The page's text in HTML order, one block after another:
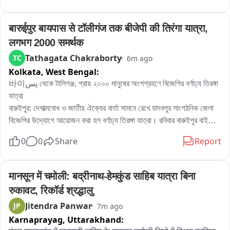
उपायुक्त वर्षा खंनगवाल ने जिलेवासियों से अपील करते हुए कहा कि
स्वतंत्रता दिवस देश के प्रत्येक नागरिक के लिए गौरव का पर्व है। ऐसे में हर
व्यक्ति को इस राष्ट्रीय अभियान से जुड़ना चाहिए। उन्होंने कहा कि तिरंगा
हमारी राष्ट्रीय पहचान और गौरव का प्रतीक है, इसलिए इसके सम्मान को
सर्वोच्च प्राथमिकता दी जानी चाहिए।
उन्होंने लोगों से आग्रह किया कि वे अपने घरों, प्रतिष्ठानों और संस्थानों पर
तिरंगा फहराकर ‘हर घर तिरंगा’ अभियान को सफल बनाएं तथा अपने
परिवार, पड़ोस और आसपास के लोगों को भी इस अभियान में भाग लेने के
लिए प्रेरित करें।
जिला प्रशासन की ओर से अभियान को सफल बनाने के लिए व्यापक स्तर
जाएगी। प्रशासन का प्रयास है कि स्वतंत्रता दिवस से पहले जिले के
अधिक से अधिक परिवार इस अभियान से जुड़ें और पूरे जिले में तिरंगे के प्रति
सम्मान तथा देशभक्ति की भावना का वातावरण बने।
लघु सचिवालय से प्रचार वाहन के रवाना होने के साथ ही झज्जर जिले में ‘हर
घर तिरंगा’ अभियान ने औपचारिक रूप से गति पकड़ ली है। अब आने वाले
করতে হবে।
কাদম্বিনীর দ্বিতীয় মৃত্যুবার্ষিকী উপলক্ষে রবিবার কল্যাণী কলেজ অব মেডিসিন অ্যান্ড
জেএনএম হাসপাতালে শ্রদ্ধা নিবেদনের আয়োজন করা হয়। তাঁর স্মৃতিতে দুই মিনিট
নীরবতা পালন করেন কলেজের শিক্ষক, অধ্যাপক, সহপাঠী এবং হাসপাতালের চিকিৎসক
ও কর্মীরা। এদিন কাদম্বিনীর আত্মার শান্তি কামনা করে শ্রদ্ধা জানানো হয়।
কলেজের প্রিন্সিপাল মনিদ্বীপ পাল বলেন, “কাদম্বিনী আমাদের কলেজেরই মেয়ে।
আমি ওকে পড়িয়েছি। ওর প্রতি যে বেদনা, তা ভাষায় প্রকাশ করা সম্ভব নয়।
সাধারণ মানুষ মনেপ্রাণে চাই, ও যেন সত্যিকারের বিচার পায়। এই ঘটনার সঙ্গে যারা
আইন ব্যবস্থার প্রতি আমাদের সম্পূর্ণ আস্থা রয়েছে। আমরা আশাবাদী, আইন
ব্যবস্থা কাদম্বিনীকে সুবিচার দেবে।”
তিনি আরও বলেন, “আজকের দিনটা অত্যন্ত দুঃখের। এই কলেজেই আমি পাঁচ বছর
কাটিয়েছি। এমন একটি ঘটনা ঘটে যাবে, তা স্বপ্নেও ভাবিনি। আমরা চাই এই ঘটনায়
बारुईपुर बायपास से टॉलीगंज तक बीजेपी की तिरंगा यात्रा,
लगभग 2000 समर्थक
TC Tathagata Chakraborty 6m ago
Kolkata, West Bengal:
바이پس থেকে টালিগঞ্জ, প্রায় ২০০০ মানুষের অংশগ্রহণে বিজেপির বর্ণাঢ্য তিরঙ্গা
যাত্রা
বারুইপুর: দেশাত্মবোধ ও জাতীয় ঐক্যের বার্তা সামনে রেখে যাদবপুর সাংগঠনিক জেলা
বিজেপির উদ্যোগে আয়োজন করা হল বর্ণাঢ্য তিরঙ্গা যাত্রা। রবিবার বারুইপুর বাইপাস
কর্মসূচিতে অংশ নেন প্রায় ২০০০ মানুষ।
বিভিন্ন দেশাত্মবোধক স্লোগান দিতে দিয়ে এগিয়ে চলে তিরঙ্গা যাত্রা। যাত্রাপথের
مختلف এলাকায় রাস্তার দু’পাশে বহু মানুষকে দাঁড়িয়ে কর্মসূচি দেখতে দেখা যায়।
এই কর্মসূচিতে উপস্থিত ছিলেন যাদবপুর সাংগঠনিক জেলা বিজেপির সভাপতি মনোরঞ্জন
জোরদার-সহ দলের একাধিক নেতা ও কর্মী। তিরঙ্গা যাত্রাকে ঘিরে দলীয় কর্মী-
সমর্থকদের মধ্যে ব্যাপক উৎসাহ ও উদ্দীপনা লক্ষ্য করা যায়。
0 0 Share Report
मानसून में चमोली: बद्रीनाथ-हेमकुंड साहिब यात्रा बिना
रुकावट, रिकॉर्ड श्रद्धालु
JP Jitendra Panwar 7m ago
Karnaprayag, Uttarakhand: